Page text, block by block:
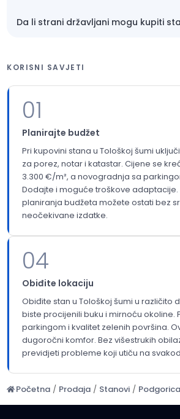
Da li strani državljani mogu kupiti
KORISNI SAVJETI
01
Planirajte budžet
Pri kupovini stana u Tološkoj šumi
za porez, notar i katastar. Cijene se
3.300 €/m², a novogradnja sa
Dodajte i moguće troškove adaptacije.
planiranja budžeta možete ostati bez
neočekivane izdatke.
04
Obiđite lokaciju
Obiđite stan u Tološkoj šumi u različito
biste procijenili buku i mirnoću okoline.
parkingom i kvalitet zelenih površina.
dugoročni komfor. Bez višestrukih
previdjeti probleme koji utiču na
Početna / Prodaja / Stanovi / Podgorica